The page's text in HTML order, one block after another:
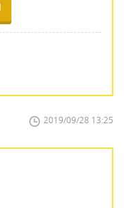
2019/09/28 13:25